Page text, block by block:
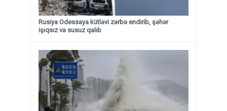
Rusiya Odessaya kütləvi zərbə endirib, şəhər
işıqsız və susuz qalıb